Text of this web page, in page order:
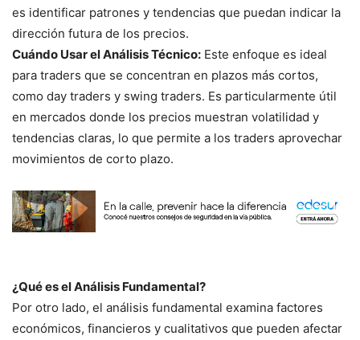
es identificar patrones y tendencias que puedan indicar la
dirección futura de los precios.
Cuándo Usar el Análisis Técnico: Este enfoque es ideal
para traders que se concentran en plazos más cortos,
como day traders y swing traders. Es particularmente útil
en mercados donde los precios muestran volatilidad y
tendencias claras, lo que permite a los traders aprovechar
movimientos de corto plazo.
¿Qué es el Análisis Fundamental?
Por otro lado, el análisis fundamental examina factores
económicos, financieros y cualitativos que pueden afectar